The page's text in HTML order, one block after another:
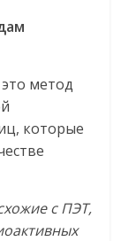
метод
которые
с ПЭТ,